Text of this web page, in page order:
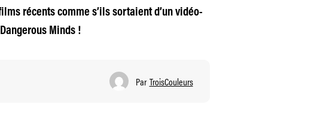
récents comme s’ils sortaient d’un vidéo-
Minds !
Par TroisCouleurs